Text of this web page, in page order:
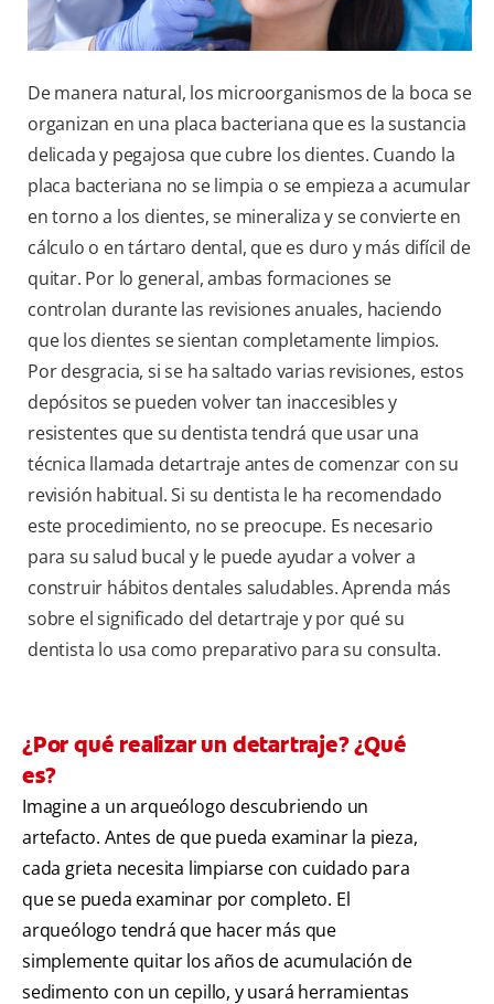
SUSCRÍBASE
De manera natural, los microorganismos de la boca se
organizan en una placa bacteriana que es la sustancia
delicada y pegajosa que cubre los dientes. Cuando la
placa bacteriana no se limpia o se empieza a acumular
en torno a los dientes, se mineraliza y se convierte en
cálculo o en tártaro dental, que es duro y más difícil de
quitar. Por lo general, ambas formaciones se
controlan durante las revisiones anuales, haciendo
que los dientes se sientan completamente limpios.
Por desgracia, si se ha saltado varias revisiones, estos
depósitos se pueden volver tan inaccesibles y
resistentes que su dentista tendrá que usar una
técnica llamada detartraje antes de comenzar con su
revisión habitual. Si su dentista le ha recomendado
este procedimiento, no se preocupe. Es necesario
para su salud bucal y le puede ayudar a volver a
construir hábitos dentales saludables. Aprenda más
sobre el significado del detartraje y por qué su
dentista lo usa como preparativo para su consulta.
¿Por qué realizar un detartraje? ¿Qué
es?
Imagine a un arqueólogo descubriendo un
artefacto. Antes de que pueda examinar la pieza,
cada grieta necesita limpiarse con cuidado para
que se pueda examinar por completo. El
arqueólogo tendrá que hacer más que
simplemente quitar los años de acumulación de
sedimento con un cepillo, y usará herramientas